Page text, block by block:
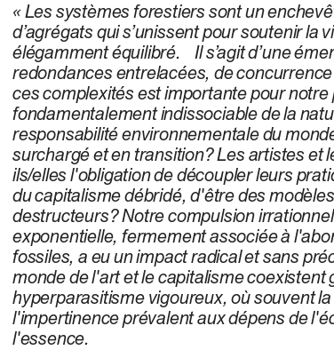
« Les systèmes forestiers sont un
d’agrégats qui s’unissent pour soutenir la
élégamment équilibré. Il s’agit d’une
redondances entrelacées, de
ces complexités est importante pour notre
fondamentalement indissociable de la
responsabilité environnementale du
surchargé et en transition? Les artistes et
ils/elles l'obligation de découpler leurs
du capitalisme débridé, d'être des
destructeurs? Notre compulsion
exponentielle, fermement associée à
fossiles, a eu un impact radical et sans
monde de l'art et le capitalisme coexistent
hyperparasitisme vigoureux, où souvent
l'impertinence prévalent aux dépens de
l'essence.